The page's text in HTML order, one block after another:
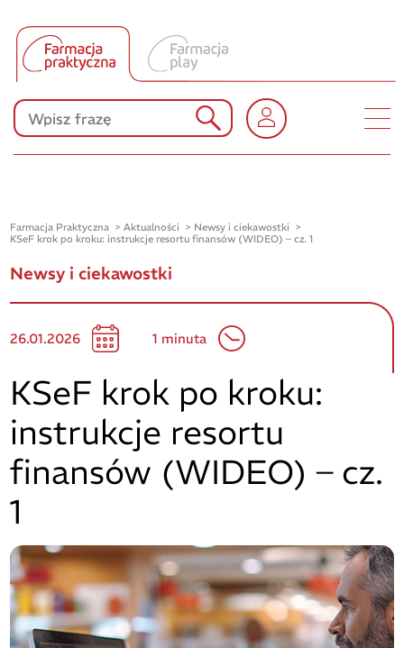
Produkty Polpharmy
KONKURSY
Farmacja Praktyczna Aktualności
Newsy i ciekawostki
KSeF krok po kroku: instrukcje resortu finansów (WIDEO) – cz. 1
Newsy i ciekawostki
26.01.2026 1 minuta
KSeF krok po kroku:
instrukcje resortu
finansów (WIDEO) – cz.
1